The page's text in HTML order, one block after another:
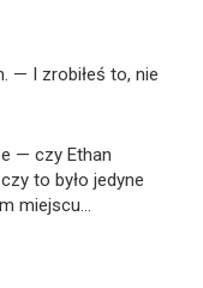
— I zrobiłeś to, nie
— czy Ethan
to było jedyne
miejscu…